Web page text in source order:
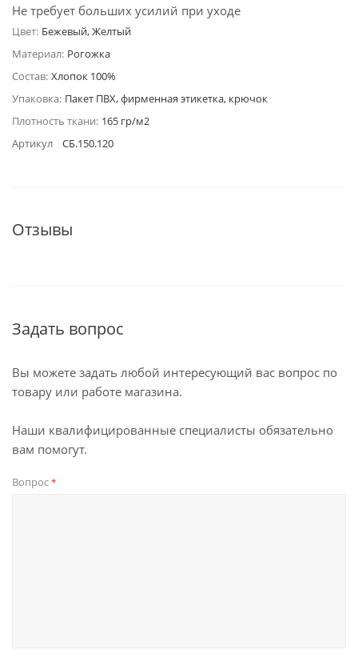
Не требует больших усилий при уходе
Цвет: Бежевый, Желтый
Материал: Рогожка
Состав: Хлопок 100%
Упаковка: Пакет ПВХ, фирменная этикетка, крючок
Плотность ткани: 165 гр/м2
Артикул
СБ.150.120
Отзывы
Задать вопрос
Вы можете задать любой интересующий вас вопрос по
товару или работе магазина.
Наши квалифицированные специалисты обязательно
вам помогут.
Вопрос*